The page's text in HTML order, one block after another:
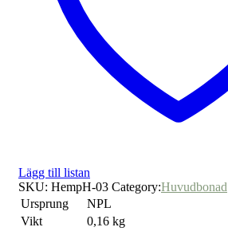
Lägg till listan
SKU: HempH-03 Category:Huvudbonad
Ursprung
NPL
Vikt
0,16 kg